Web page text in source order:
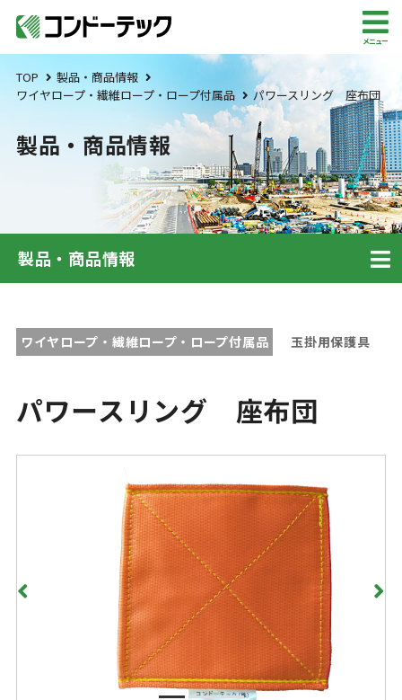
メニュー
TOP
製品・商品情報
ワイヤロープ・繊維ロープ・ロープ付属品
パワースリング 座布団
製品・商品情報
製品・商品情報
ワイヤロープ・繊維ロープ・ロープ付属品 玉掛用保護具
パワースリング 座布団